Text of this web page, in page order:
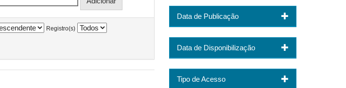
Registro(s)
Data de Publicação
Data de Disponibilização
Tipo de Acesso